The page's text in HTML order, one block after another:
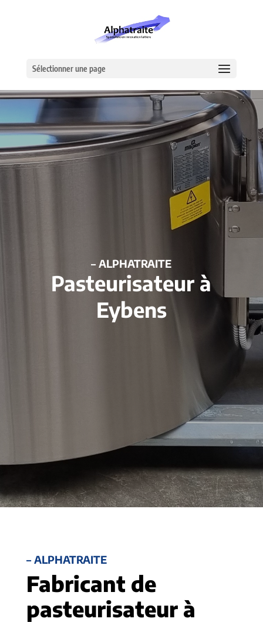
Sélectionner une page
– ALPHATRAITE
Pasteurisateur à
Eybens
– ALPHATRAITE
Fabricant de
pasteurisateur à